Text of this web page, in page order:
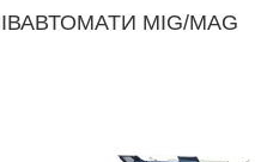
MIG/MAG